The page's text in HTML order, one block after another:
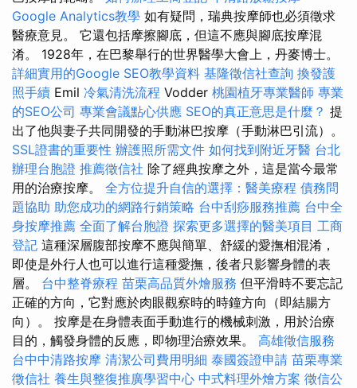
Google Analytics教學 如有疑問，瑞典按摩師也必須徵求
醫療意見。 它還包括摩擦腳底，但這不應與腳底按摩混
淆。 1928年，在巴黎舉行的世界醫學大會上，丹麥博士。
詳細實用的Google SEO教學資料 基隆徵信社查詢 換發護
照手續 Emil 冷氣清洗流程 Vodder 桃園植牙專業醫師 專業
的SEO公司 專業會議點心供應 SEO的真正意思是什麼？ 提
出了他與妻子共同開發的手動淋巴按摩（手動淋巴引流）。
SSL證書的重要性 辦護照所需文件 如何找到附近牙醫 台北
辦理台胞證 推薦徵信社 除了經典按摩之外，這是當今最常
用的治療按摩。 全方位提升自信的選擇：醫美療程 債務問
題協助 助您成功的網路行銷策略 台中刮痧服務推薦 台中全
身按摩推薦 全面了解台胞證 探索更多選擇的醫美項目 工商
登記 這種深層腹部按摩不應與簡單、舒緩的愛撫相混淆，
即使是外行人也可以進行這種愛撫，後者只影響身體的表
層。 台中整脊療程 苗栗高品質外燴服務 但平滑時不要忘記
正確的方向，它對應於肉眼觀察時的時鐘方向（即結腸方
向）。 按摩是在身體表面手動進行的機械刺激，用於治療
目的，觸發身體的反應，即物理治療效果。 高雄徵信服務
台中中清路按摩 清潔公司費用明細 泰國簽證申請 苗栗專業
徵信社 養生與整復推廣學習中心 中式料理外燴方案 徵信公